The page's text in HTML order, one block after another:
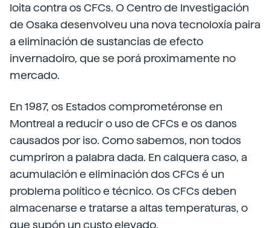
loita contra os CFCs. O Centro de Investigación
de Osaka desenvolveu una nova tecnoloxía paira
a eliminación de sustancias de efecto
invernadoiro, que se porá proximamente no
mercado.
En 1987, os Estados comprometéronse en
Montreal a reducir o uso de CFCs e os danos
causados por iso. Como sabemos, non todos
cumpriron a palabra dada. En calquera caso, a
acumulación e eliminación dos CFCs é un
problema político e técnico. Os CFCs deben
almacenarse e tratarse a altas temperaturas, o
que supón un custo elevado.